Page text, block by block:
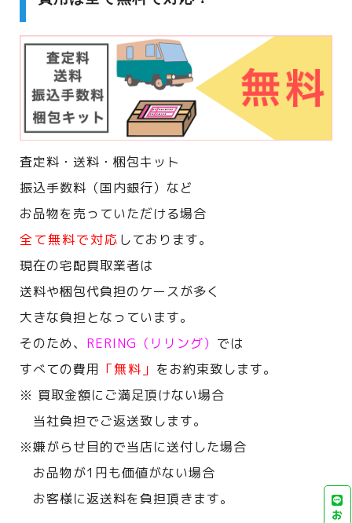
査定料・送料・梱包キット
振込手数料（国内銀行）など
お品物を売っていただける場合
全て無料で対応 しております。
現在の宅配買取業者は
送料や梱包代負担のケースが多く
大きな負担となっています。
そのため、 RERING（リリング） では
すべての費用 「無料」 をお約束致します。
※ 買取金額にご満足頂けない場合
当社負担でご返送致します。
※嫌がらせ目的で当店に送付した場合
お品物が1円も価値がない場合
お客様に返送料を負担頂きます。
お